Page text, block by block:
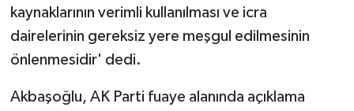
kaynaklarının verimli kullanılması ve icra
dairelerinin gereksiz yere meşgul edilmesinin
önlenmesidir' dedi.
Akbaşoğlu, AK Parti fuaye alanında açıklama